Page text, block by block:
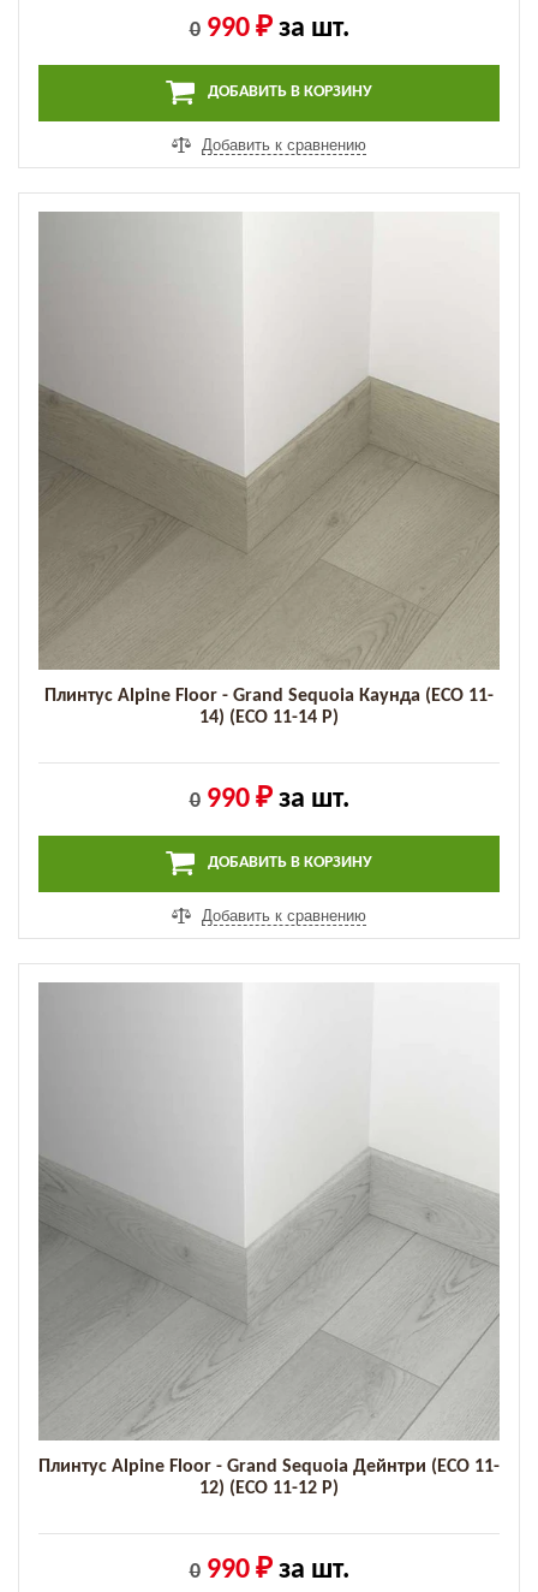
0 990 ₽за шт.
ДОБАВИТЬ В КОРЗИНУ
Добавить к сравнению
Плинтус Alpine Floor - Grand Sequoia Каунда (ECO 11-
14) (ECO 11-14 P)
0 990 ₽за шт.
ДОБАВИТЬ В КОРЗИНУ
Добавить к сравнению
Плинтус Alpine Floor - Grand Sequoia Дейнтри (ECO 11-
12) (ECO 11-12 P)
0 990 ₽за шт.